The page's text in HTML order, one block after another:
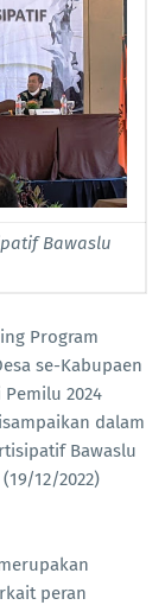
Bawaslu
Program
se-Kabupaen
2024
dalam
Bawaslu
12/2022)
peran